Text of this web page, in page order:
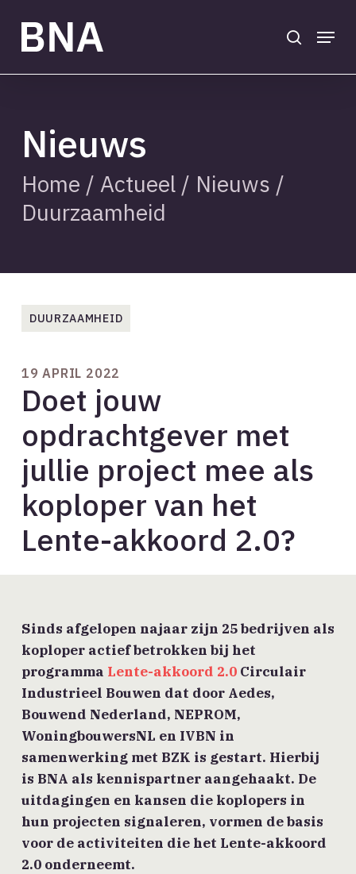
main
Menu
Nieuws
Home / Actueel/ Nieuws /
Duurzaamheid
DUURZAAMHEID
19 APRIL 2022
Doet jouw
opdrachtgever met
jullie project mee als
koploper van het
Lente-akkoord 2.0?
Sinds afgelopen najaar zijn 25 bedrijven als
koploper actief betrokken bij het
programma Lente-akkoord 2.0Circulair
Industrieel Bouwen dat door Aedes,
Bouwend Nederland, NEPROM,
WoningbouwersNL en IVBN in
samenwerking met BZK is gestart. Hierbij
is BNA als kennispartner aangehaakt. De
uitdagingen en kansen die koplopers in
hun projecten signaleren, vormen de basis
voor de activiteiten die het Lente-akkoord
2.0 onderneemt.
Close